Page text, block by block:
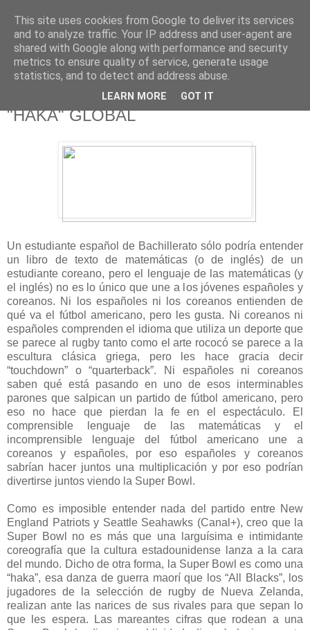
625 RANAS
LA TELEVISIÓN DESDE EL PUNTO DE VISTA BATRACIO
"HAKA" GLOBAL
Un estudiante español de Bachillerato sólo podría entender
un libro de texto de matemáticas (o de inglés) de un
estudiante coreano, pero el lenguaje de las matemáticas (y
el inglés) no es lo único que une a los jóvenes españoles y
coreanos. Ni los españoles ni los coreanos entienden de
qué va el fútbol americano, pero les gusta. Ni coreanos ni
españoles comprenden el idioma que utiliza un deporte que
se parece al rugby tanto como el arte rococó se parece a la
escultura clásica griega, pero les hace gracia decir
“touchdown” o “quarterback”. Ni españoles ni coreanos
saben qué está pasando en uno de esos interminables
parones que salpican un partido de fútbol americano, pero
eso no hace que pierdan la fe en el espectáculo. El
comprensible lenguaje de las matemáticas y el
incomprensible lenguaje del fútbol americano une a
coreanos y españoles, por eso españoles y coreanos
sabrían hacer juntos una multiplicación y por eso podrían
divertirse juntos viendo la Super Bowl.
Como es imposible entender nada del partido entre New
England Patriots y Seattle Seahawks (Canal+), creo que la
Super Bowl no es más que una larguísima e intimidante
coreografía que la cultura estadounidense lanza a la cara
del mundo. Dicho de otra forma, la Super Bowl es como una
“haka”, esa danza de guerra maorí que los “All Blacks”, los
jugadores de la selección de rugby de Nueva Zelanda,
realizan ante las narices de sus rivales para que sepan lo
que les espera. Las mareantes cifras que rodean a una
This site uses cookies from Google to deliver its services
and to analyze traffic. Your IP address and user-agent are
shared with Google along with performance and security
metrics to ensure quality of service, generate usage
statistics, and to detect and address abuse.
LEARN MORE GOT IT